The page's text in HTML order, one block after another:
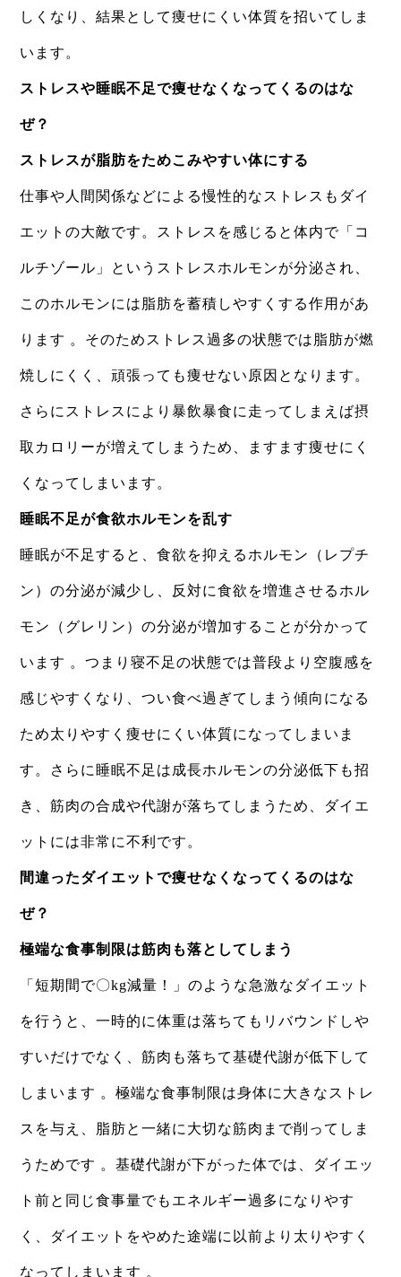
しくなり、結果として痩せにくい体質を招いてしま
います。
ストレスや睡眠不足で痩せなくなってくるのはな
ぜ？
ストレスが脂肪をためこみやすい体にする
仕事や人間関係などによる慢性的なストレスもダイ
エットの大敵です。ストレスを感じると体内で「コ
ルチゾール」というストレスホルモンが分泌され、
このホルモンには脂肪を蓄積しやすくする作用があ
ります 。そのためストレス過多の状態では脂肪が燃
焼しにくく、頑張っても痩せない原因となります。
さらにストレスにより暴飲暴食に走ってしまえば摂
取カロリーが増えてしまうため、ますます痩せにく
くなってしまいます。
睡眠不足が食欲ホルモンを乱す
睡眠が不足すると、食欲を抑えるホルモン（レプチ
ン）の分泌が減少し、反対に食欲を増進させるホル
モン（グレリン）の分泌が増加することが分かって
います 。つまり寝不足の状態では普段より空腹感を
感じやすくなり、つい食べ過ぎてしまう傾向になる
ため太りやすく痩せにくい体質になってしまいま
す。さらに睡眠不足は成長ホルモンの分泌低下も招
き、筋肉の合成や代謝が落ちてしまうため、ダイエ
ットには非常に不利です。
間違ったダイエットで痩せなくなってくるのはな
ぜ？
極端な食事制限は筋肉も落としてしまう
「短期間で〇kg減量！」のような急激なダイエット
を行うと、一時的に体重は落ちてもリバウンドしや
すいだけでなく、筋肉も落ちて基礎代謝が低下して
しまいます 。極端な食事制限は身体に大きなストレ
スを与え、脂肪と一緒に大切な筋肉まで削ってしま
うためです 。基礎代謝が下がった体では、ダイエッ
ト前と同じ食事量でもエネルギー過多になりやす
く、ダイエットをやめた途端に以前より太りやすく
なってしまいます 。